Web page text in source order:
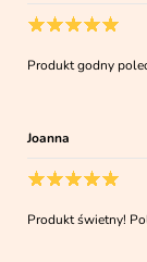
Produkt godny
Joanna
Produkt świetny!